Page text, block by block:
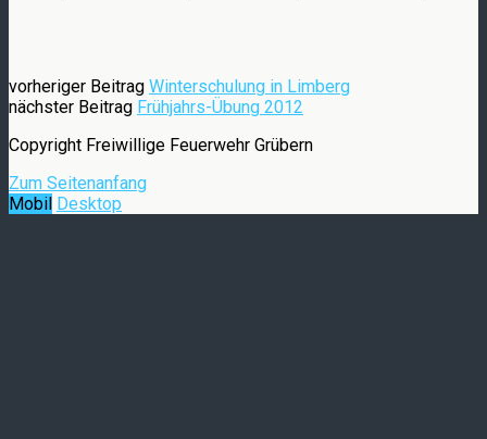
vorheriger Beitrag Winterschulung in Limberg
nächster Beitrag Frühjahrs-Übung 2012
Copyright Freiwillige Feuerwehr Grübern
Zum Seitenanfang
Mobil Desktop